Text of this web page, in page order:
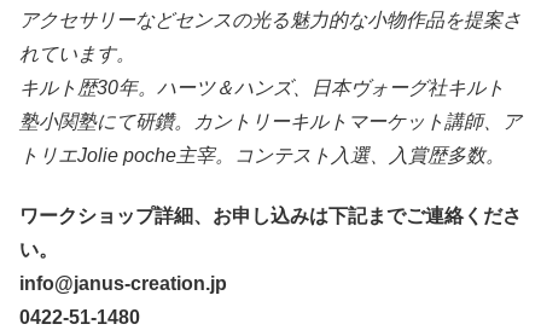
アクセサリーなどセンスの光る魅力的な小物作品を提案さ
れています。
キルト歴30年。ハーツ＆ハンズ、日本ヴォーグ社キルト
塾小関塾にて研鑽。カントリーキルトマーケット講師、ア
トリエJolie poche主宰。コンテスト入選、入賞歴多数。
ワークショップ詳細、お申し込みは下記までご連絡くださ
い。
info@janus-creation.jp
0422-51-1480